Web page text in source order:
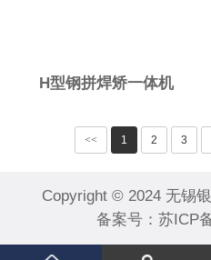
H型钢拼焊矫一体机
<< 1 2 3
Copyright © 2024 无锡
备案号： 苏ICP